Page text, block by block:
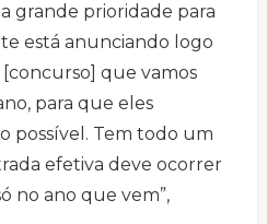
grande prioridade para
está anunciando logo
que vamos
para que eles
possível. Tem todo um
efetiva deve ocorrer
no ano que vem”,